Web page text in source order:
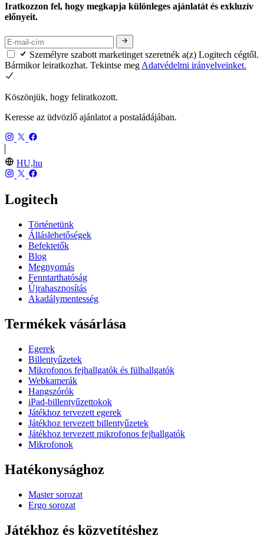
Iratkozzon fel, hogy megkapja különleges ajánlatát és exkluzív
előnyeit.
Személyre szabott marketinget szeretnék a(z) Logitech cégtől.
Bármikor leiratkozhat. Tekintse meg Adatvédelmi irányelveinket.
Köszönjük, hogy feliratkozott.
Keresse az üdvözlő ajánlatot a postaládájában.
HU,hu
Logitech
Történetünk
Álláslehetőségek
Befektetők
Blog
Megnyomás
Fenntarthatóság
Újrahasznosítás
Akadálymentesség
Termékek vásárlása
Egerek
Billentyűzetek
Mikrofonos fejhallgatók és fülhallgatók
Webkamerák
Hangszórók
iPad-billentyűzettokok
Játékhoz tervezett egerek
Játékhoz tervezett billentyűzetek
Játékhoz tervezett mikrofonos fejhallgatók
Mikrofonok
Hatékonysághoz
Master sorozat
Ergo sorozat
Játékhoz és közvetítéshez